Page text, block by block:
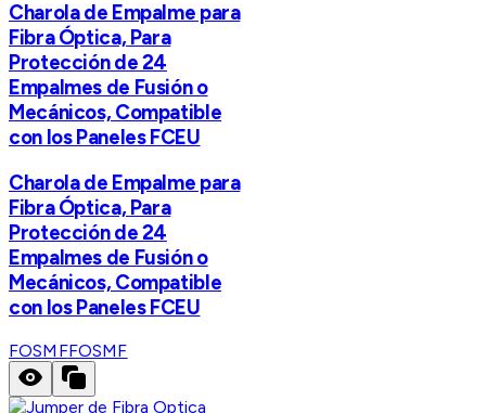
Charola de Empalme para
Fibra Óptica, Para
Protección de 24
Empalmes de Fusión o
Mecánicos, Compatible
con los Paneles FCEU
Charola de Empalme para
Fibra Óptica, Para
Protección de 24
Empalmes de Fusión o
Mecánicos, Compatible
con los Paneles FCEU
FOSMFFOSMF